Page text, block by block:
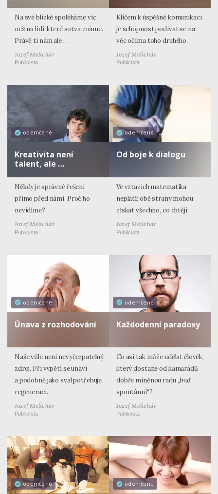
Na své blízké spoléháme víc
než na lidi, které sotva známe.
Právě ti nám ale …
Jozef Melichár
Publicista
Klíčem k úspěšné komunikaci
je schopnost podívat se na
věc očima toho druhého.
Jozef Melichár
Publicista
odemčené
Kreativita není
talent, ale …
Někdy je správné řešení
přímo před námi. Proč ho
nevidíme?
Jozef Melichár
Publicista
odemčené
Od boje k dialogu
Ve vztazích matematika
neplatí: obě strany mohou
získat všechno, co chtějí.
Jozef Melichár
Publicista
odemčené
Únava z rozhodování
Naše vůle není nevyčerpatelný
zdroj. Při vypětí se unaví
a podobně jako sval potřebuje
regeneraci.
Jozef Melichár
Publicista
odemčené
Každodenní paradoxy
Co asi tak může udělat člověk,
který dostane od kamarádů
dobře míněnou radu „buď
spontánní“?
Jozef Melichár
Publicista
odemčené odemčené